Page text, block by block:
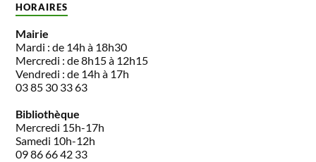
HORAIRES
Mairie
Mardi : de 14h à 18h30
Mercredi : de 8h15 à 12h15
Vendredi : de 14h à 17h
03 85 30 33 63
Bibliothèque
Mercredi 15h-17h
Samedi 10h-12h
09 86 66 42 33